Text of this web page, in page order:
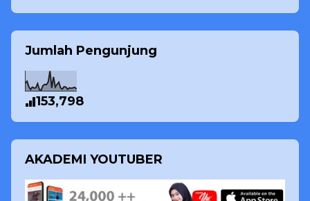
Jumlah Pengunjung
153,798
AKADEMI YOUTUBER